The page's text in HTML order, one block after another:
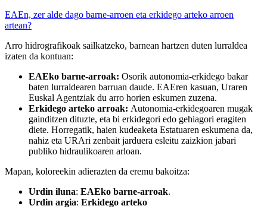
EAEn, zer alde dago barne-arroen eta erkidego arteko arroen
artean?
Arro hidrografikoak sailkatzeko, barnean hartzen duten lurraldea
izaten da kontuan:
EAEko barne-arroak: Osorik autonomia-erkidego bakar
baten lurraldearen barruan daude. EAEren kasuan, Uraren
Euskal Agentziak du arro horien eskumen zuzena.
Erkidego arteko arroak: Autonomia-erkidegoaren mugak
gainditzen dituzte, eta bi erkidegori edo gehiagori eragiten
diete. Horregatik, haien kudeaketa Estatuaren eskumena da,
nahiz eta URAri zenbait jarduera esleitu zaizkion jabari
publiko hidraulikoaren arloan.
Mapan, koloreekin adierazten da eremu bakoitza:
Urdin iluna: EAEko barne-arroak.
Urdin argia: Erkidego arteko